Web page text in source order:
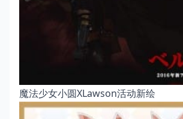
魔法少女小圆XLawson活动新绘